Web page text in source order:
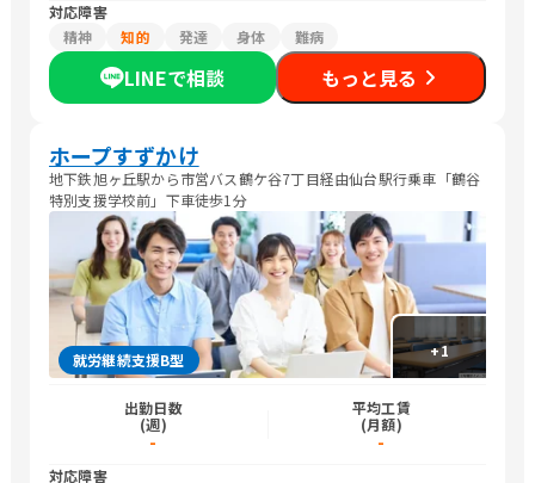
対応障害
精神
知的 発達 身体 難病
LINEで相談 もっと見る
ホープすずかけ
地下鉄旭ヶ丘駅から市営バス鶴ケ谷7丁目経由仙台駅行乗車「鶴谷
特別支援学校前」下車徒歩1分
+1
就労継続支援B型
出勤日数
(週)
-
平均工賃
(月額)
-
対応障害